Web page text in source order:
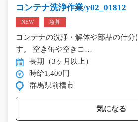
コンテナ洗浄作業/y02_01812
NEW 急募
コンテナの洗浄・解体や部品の仕分
す。 空き缶や空きコ…
長期（3ヶ月以上）
時給1,400円
群馬県前橋市
気になる